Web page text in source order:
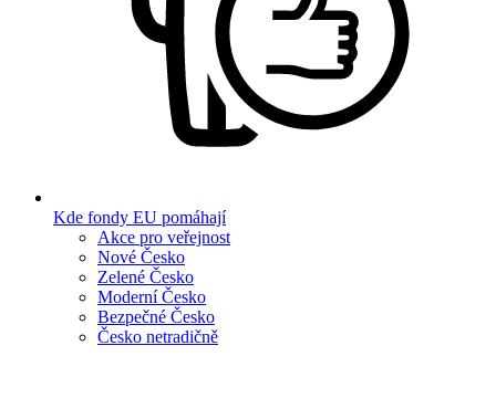
Kde fondy EU pomáhají
Akce pro veřejnost
Nové Česko
Zelené Česko
Moderní Česko
Bezpečné Česko
Česko netradičně